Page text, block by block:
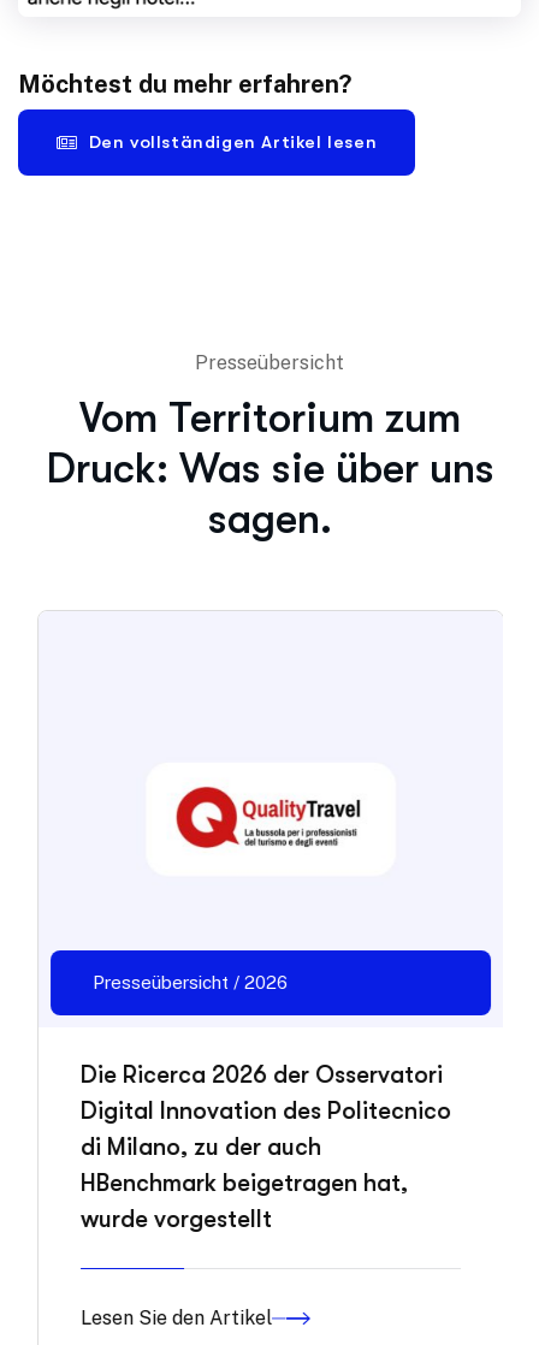
Möchtest du mehr erfahren?
Den vollständigen Artikel lesen
Presseübersicht
Vom Territorium zum
Druck: Was sie über uns
sagen.
Presseübersicht / 2026
Die Ricerca 2026 der Osservatori
Digital Innovation des Politecnico
di Milano, zu der auch
HBenchmark beigetragen hat,
wurde vorgestellt
Lesen Sie den Artikel